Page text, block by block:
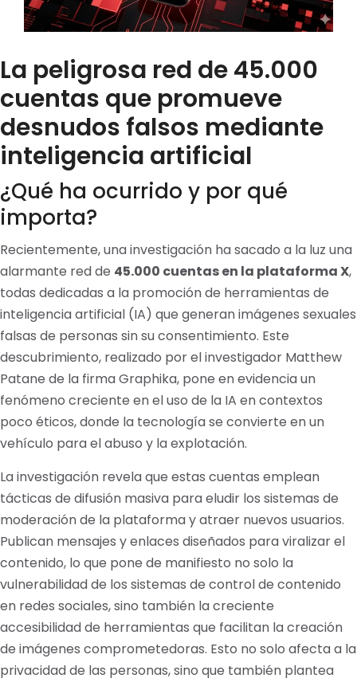
La peligrosa red de 45.000
cuentas que promueve
desnudos falsos mediante
inteligencia artificial
¿Qué ha ocurrido y por qué
importa?
Recientemente, una investigación ha sacado a la luz una
alarmante red de 45.000 cuentas en la plataforma X,
todas dedicadas a la promoción de herramientas de
inteligencia artificial (IA) que generan imágenes sexuales
falsas de personas sin su consentimiento. Este
descubrimiento, realizado por el investigador Matthew
Patane de la firma Graphika, pone en evidencia un
fenómeno creciente en el uso de la IA en contextos
poco éticos, donde la tecnología se convierte en un
vehículo para el abuso y la explotación.
La investigación revela que estas cuentas emplean
tácticas de difusión masiva para eludir los sistemas de
moderación de la plataforma y atraer nuevos usuarios.
Publican mensajes y enlaces diseñados para viralizar el
contenido, lo que pone de manifiesto no solo la
vulnerabilidad de los sistemas de control de contenido
en redes sociales, sino también la creciente
accesibilidad de herramientas que facilitan la creación
de imágenes comprometedoras. Esto no solo afecta a la
privacidad de las personas, sino que también plantea